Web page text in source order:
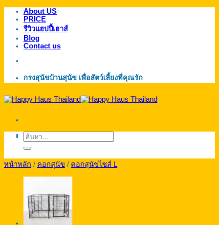
ข้าม
เนื้อหา
About US
PRICE
รีวิวแฮปปี้เฮาส์
Blog
Contact us
กรงสุนัขบ้านสุนัข เพื่อสัตว์เลี้ยงที่คุณรัก
ค้นหา:
หน้าหลัก / คอกสุนัข / คอกสุนัขไซส์ L